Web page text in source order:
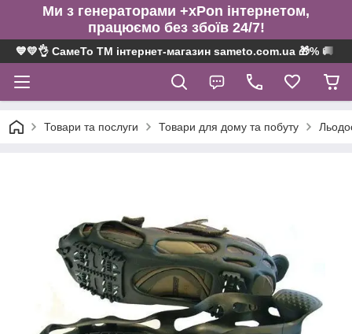
Ми з генераторами +xPon інтернетом,
працюємо без збоїв 24/7!
💙💛👌 СамеТо ТМ інтернет-магазин sameto.com.ua 🎁% 🚚 ⤵
Товари та послуги Товари для дому та побуту